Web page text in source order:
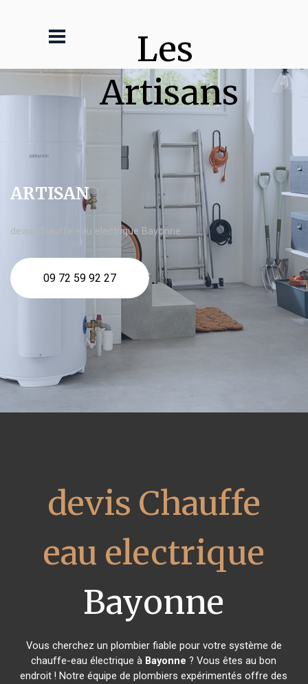
Les
Artisans
ARTISAN
devis Chauffe eau electrique Bayonne
09 72 59 92 27
devis Chauffe
eau electrique
Bayonne
Vous cherchez un plombier fiable pour votre système de
chauffe-eau électrique à Bayonne ? Vous êtes au bon
endroit ! Notre équipe de plombiers expérimentés offre des